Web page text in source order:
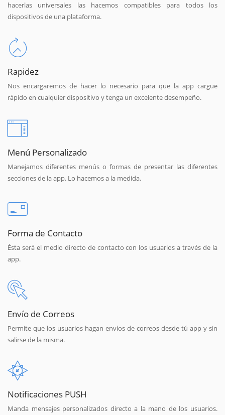
hacerlas universales las hacemos compatibles para todos los
dispositivos de una plataforma.
Rapidez
Nos encargaremos de hacer lo necesario para que la app cargue
rápido en cualquier dispositivo y tenga un excelente desempeño.
Menú Personalizado
Manejamos diferentes menús o formas de presentar las diferentes
secciones de la app. Lo hacemos a la medida.
Forma de Contacto
Ésta será el medio directo de contacto con los usuarios a través de la
app.
Envío de Correos
Permite que los usuarios hagan envíos de correos desde tú app y sin
salirse de la misma.
Notificaciones PUSH
Manda mensajes personalizados directo a la mano de los usuarios.